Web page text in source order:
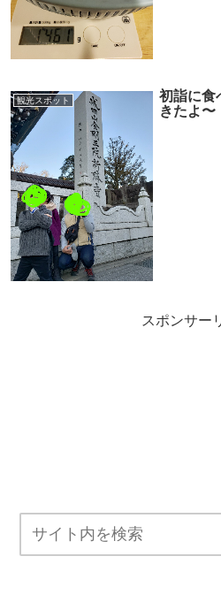
観光スポット
初詣に食
きたよ〜
スポンサー